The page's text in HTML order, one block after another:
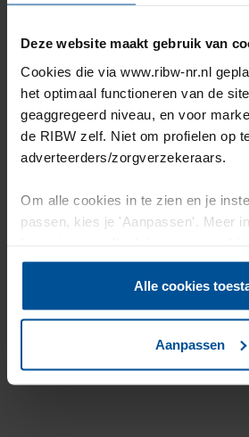
Deze website maakt gebruik van
Cookies die via www.ribw-nr.nl
het optimaal functioneren van de
geaggregeerd niveau, en voor
de RIBW zelf. Niet om profielen op
adverteerders/zorgverzekeraars.
Om alle cookies in te zien en je
passen, kies je 'Aanpassen'. Meer
Alle cookies
Aanpassen
pagina
voor professionals is hier